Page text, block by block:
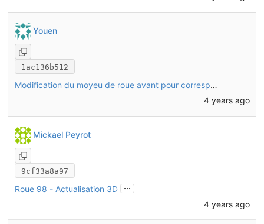
Youen
1ac136b512
Modification du moyeu de roue avant pour correspondre au nouveau modèle de roue utilisé. Modification de CHO47 pour être compatible avec ce moyeu.
4 years ago
Mickael Peyrot
9cf33a8a97
Roue 98 - Actualisation 3D ...
4 years ago